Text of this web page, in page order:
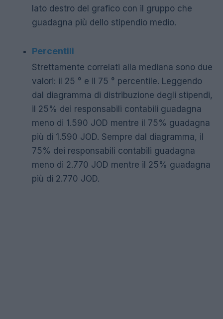
lato destro del grafico con il gruppo che
guadagna più dello stipendio medio.
Percentili
Strettamente correlati alla mediana sono due
valori: il 25 ° e il 75 ° percentile. Leggendo
dal diagramma di distribuzione degli stipendi,
il 25% dei responsabili contabili guadagna
meno di 1.590 JOD mentre il 75% guadagna
più di 1.590 JOD. Sempre dal diagramma, il
75% dei responsabili contabili guadagna
meno di 2.770 JOD mentre il 25% guadagna
più di 2.770 JOD.